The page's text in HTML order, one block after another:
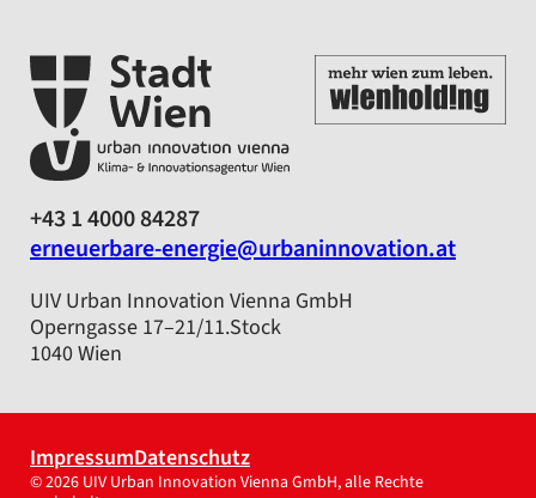
+43 1 4000 84287
erneuerbare-energie@urbaninnovation.at
UIV Urban Innovation Vienna GmbH
Operngasse 17–21/11.Stock
1040 Wien
© 2026 UIV Urban Innovation Vienna GmbH, alle Rechte
ImpressumDatenschutz